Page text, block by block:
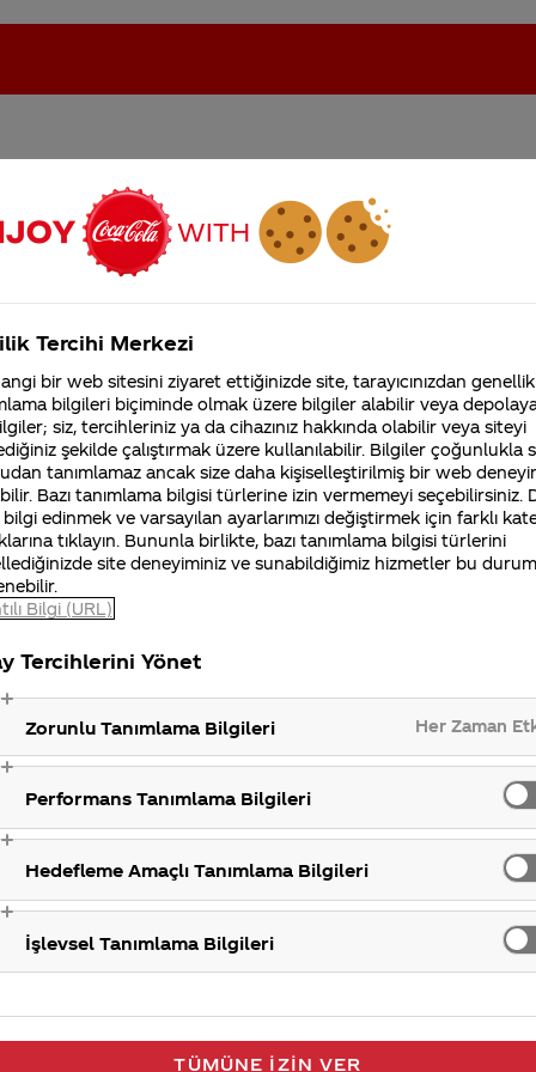
Cola'nın Filistin'de fabr... Coca-Cola’yı kim buldu?
çalışanlarının isimlerini temsil etmek üzere
özelleştirme seçenekleri sunmamaktayız. İlgi ve
Merak Ettim sitemizi ziyaret ettiğiniz için
Coca-Cola Şirketi
merak ettikleriniz.
Fabrikalarımız,
sertifikalarımız, faaliyet
gösterdiğimiz ülkeler,
tarihçemiz ve daha
Tercihi Merkezi
bir web sitesini ziyaret ettiğinizde site, tarayıcınızdan
bilgileri biçiminde olmak üzere bilgiler alabilir veya
siz, tercihleriniz ya da cihazınız hakkında olabilir veya siteyi
şekilde çalıştırmak üzere kullanılabilir. Bilgiler çoğunlukla
tanımlamaz ancak size daha kişiselleştirilmiş bir web
Bazı tanımlama bilgisi türlerine izin vermemeyi seçebilirsiniz.
edinmek ve varsayılan ayarlarımızı değiştirmek için farklı
tıklayın. Bununla birlikte, bazı tanımlama bilgisi türlerini
site deneyiminiz ve sunabildiğimiz hizmetler bu
Bilgi (URL)
Tercihlerini Yönet
Zorunlu Tanımlama Bilgileri Her Zaman
Performans Tanımlama Bilgileri
Hedefleme Amaçlı Tanımlama Bilgileri
İşlevsel Tanımlama Bilgileri
TÜMÜNE İZIN VER